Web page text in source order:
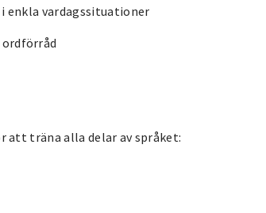
enkla vardagssituationer
ordförråd
att träna alla delar av språket: